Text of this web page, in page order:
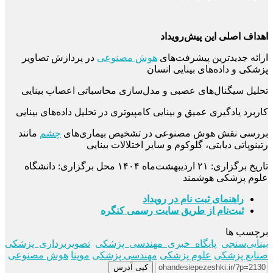
اهداف اصلی این پیش‌رویداد
ارائه جدیدترین پیشرفت‌های هوش مصنوعی در پردازش تصاویر
پزشکی و داده‌های بینایی انسان
تحلیل سیگنال‌های عصبی و مدل‌سازی محاسباتی اعصاب بینایی
کاربرد یادگیری عمیق و بینایی کامپیوتری در تحلیل داده‌های بینایی
بررسی نقش هوش مصنوعی در تشخیص بیماری‌های چشم مانند
رتینوپاتی دیابتی، گلوکوم و سایر اختلالات بینایی
تاریخ برگزاری: ۲۱ اردیبهشت‌ماه ۱۴۰۴ محل برگزاری: دانشگاه
علوم پزشکی هوشمند
راهنمای ثبت نام در رویداد
ثبت‌نام از طریق سایت رسمی کنگره
برچسب ها
بینایی‌سنجی پایگاه خبری مهندسی پزشکی تصویربرداری پزشکی
صنایع پزشکی علوم پزشکی مهندسی پزشکی موپنا هوش مصنوعی
کپی آدرس